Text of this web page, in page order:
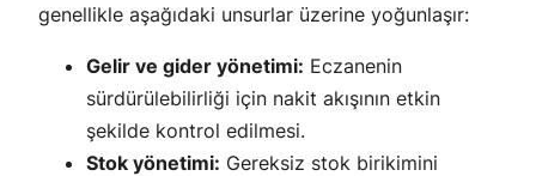
genellikle aşağıdaki unsurlar üzerine yoğunlaşır:
Gelir ve gider yönetimi: Eczanenin
sürdürülebilirliği için nakit akışının etkin
şekilde kontrol edilmesi.
Stok yönetimi: Gereksiz stok birikimini